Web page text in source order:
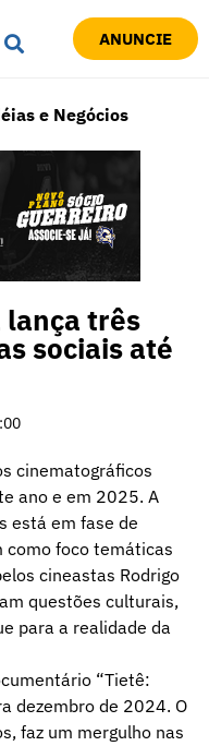
ANUNCIE
e Negócios
lança três
sociais até
cinematográficos
ano e em 2025. A
está em fase de
como foco temáticas
cineastas Rodrigo
questões culturais,
para a realidade da
“Tietê:
dezembro de 2024. O
faz um mergulho nas